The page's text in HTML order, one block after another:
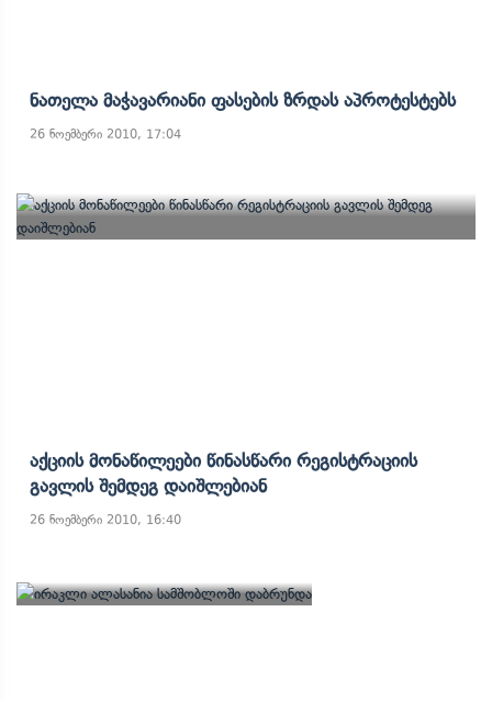
Ნათელა Მაჭავარიანი Ფასების Ზრდას Აპროტესტებს
26 ნოემბერი 2010, 17:04
Აქციის Მონაწილეები Წინასწარი Რეგისტრაციის
Გავლის Შემდეგ Დაიშლებიან
26 ნოემბერი 2010, 16:40